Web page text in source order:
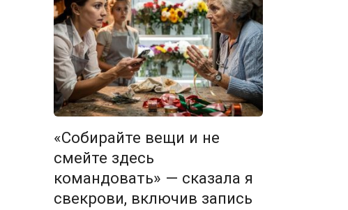
«Собирайте вещи и не
смейте здесь
командовать» — сказала я
свекрови, включив запись